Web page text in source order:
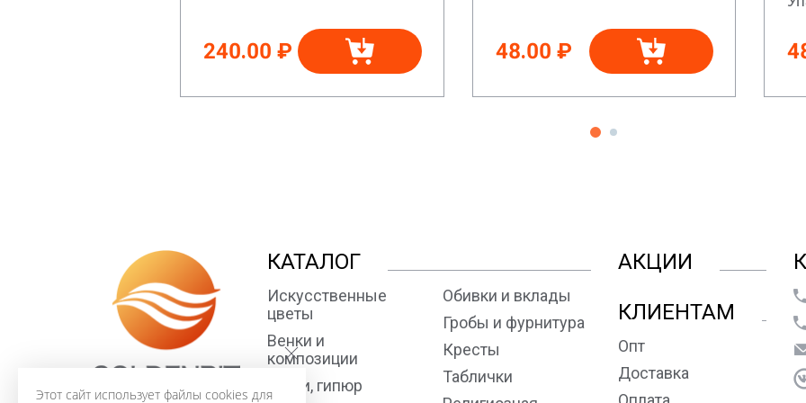
240.00 ₽ 48.00 ₽
КАТАЛОГ
Искусственные
цветы
Венки и
композиции
Ткани, гипюр
Обивки и вклады
Гробы и фурнитура
Кресты
Таблички
АКЦИИ
КЛИЕНТАМ
Опт
Доставка
Этот сайт использует файлы cookies для